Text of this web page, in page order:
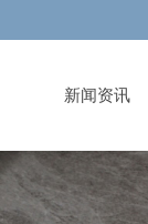
新闻资讯